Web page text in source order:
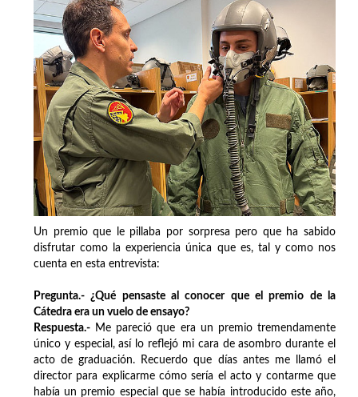
Un premio que le pillaba por sorpresa pero que ha sabido
disfrutar como la experiencia única que es, tal y como nos
cuenta en esta entrevista:
Pregunta.- ¿Qué pensaste al conocer que el premio de la
Cátedra era un vuelo de ensayo?
Respuesta.- Me pareció que era un premio tremendamente
único y especial, así lo reflejó mi cara de asombro durante el
acto de graduación. Recuerdo que días antes me llamó el
director para explicarme cómo sería el acto y contarme que
había un premio especial que se había introducido este año,